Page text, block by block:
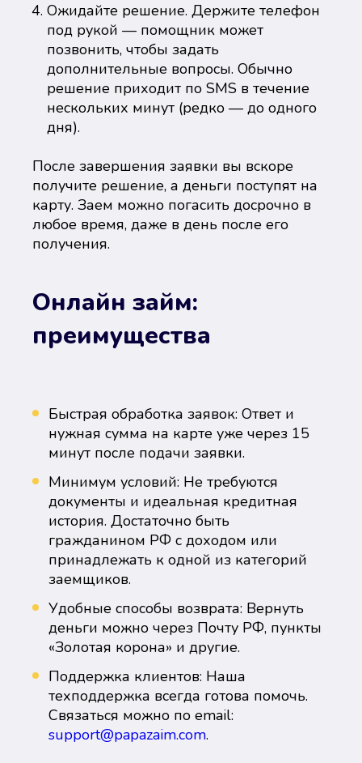
Ожидайте решение. Держите телефон
под рукой — помощник может
позвонить, чтобы задать
дополнительные вопросы. Обычно
решение приходит по SMS в течение
нескольких минут (редко — до одного
дня).
После завершения заявки вы вскоре
получите решение, а деньги поступят на
карту. Заем можно погасить досрочно в
любое время, даже в день после его
получения.
Онлайн займ:
преимущества
Быстрая обработка заявок: Ответ и
нужная сумма на карте уже через 15
минут после подачи заявки.
Минимум условий: Не требуются
документы и идеальная кредитная
история. Достаточно быть
гражданином РФ с доходом или
принадлежать к одной из категорий
заемщиков.
Удобные способы возврата: Вернуть
деньги можно через Почту РФ, пункты
«Золотая корона» и другие.
Поддержка клиентов: Наша
техподдержка всегда готова помочь.
Связаться можно по email:
support@papazaim.com.